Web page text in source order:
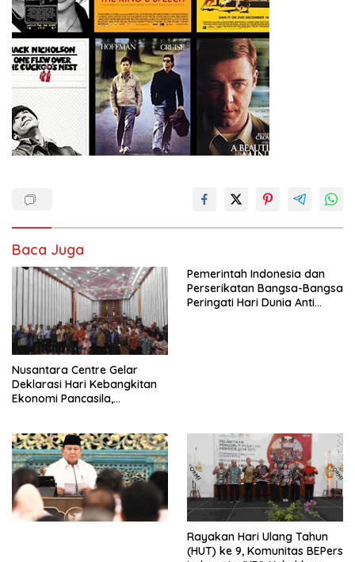
Baca Juga
Nusantara Centre Gelar
Deklarasi Hari Kebangkitan
Ekonomi Pancasila,
Penjajahan (Pergolakan
Ekonomi Politik Indonesia) &
Simposium Nasional “Urgensi
Undang-Undang
Perekonomian Nasional dan
Kesejahteraan Sosial dalam
Pemerintah Indonesia dan
Perserikatan Bangsa-Bangsa
Peringati Hari Dunia Anti
Rayakan Hari Ulang Tahun
(HUT) ke 9, Komunitas BEPers